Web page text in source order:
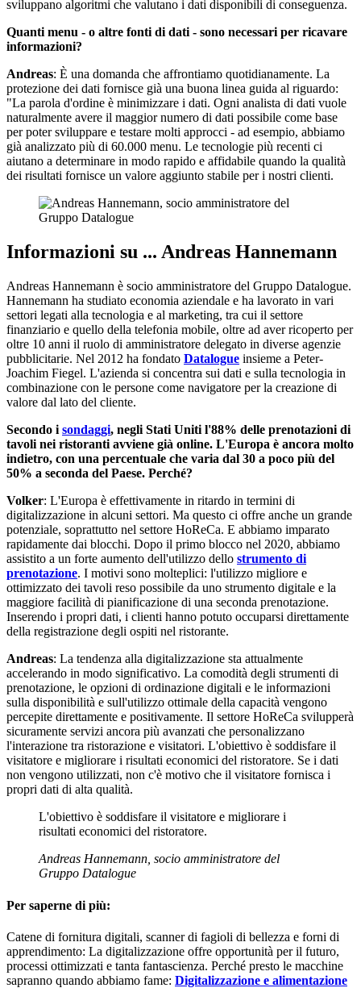
sviluppano algoritmi che valutano i dati disponibili di conseguenza.
Quanti menu - o altre fonti di dati - sono necessari per ricavare
informazioni?
Andreas: È una domanda che affrontiamo quotidianamente. La
protezione dei dati fornisce già una buona linea guida al riguardo:
"La parola d'ordine è minimizzare i dati. Ogni analista di dati vuole
naturalmente avere il maggior numero di dati possibile come base
per poter sviluppare e testare molti approcci - ad esempio, abbiamo
già analizzato più di 60.000 menu. Le tecnologie più recenti ci
aiutano a determinare in modo rapido e affidabile quando la qualità
dei risultati fornisce un valore aggiunto stabile per i nostri clienti.
Informazioni su ... Andreas Hannemann
Andreas Hannemann è socio amministratore del Gruppo Datalogue.
Hannemann ha studiato economia aziendale e ha lavorato in vari
settori legati alla tecnologia e al marketing, tra cui il settore
finanziario e quello della telefonia mobile, oltre ad aver ricoperto per
oltre 10 anni il ruolo di amministratore delegato in diverse agenzie
pubblicitarie. Nel 2012 ha fondato Datalogue insieme a Peter-
Joachim Fiegel. L'azienda si concentra sui dati e sulla tecnologia in
combinazione con le persone come navigatore per la creazione di
valore dal lato del cliente.
Secondo i sondaggi, negli Stati Uniti l'88% delle prenotazioni di
tavoli nei ristoranti avviene già online. L'Europa è ancora molto
indietro, con una percentuale che varia dal 30 a poco più del
50% a seconda del Paese. Perché?
Volker: L'Europa è effettivamente in ritardo in termini di
digitalizzazione in alcuni settori. Ma questo ci offre anche un grande
potenziale, soprattutto nel settore HoReCa. E abbiamo imparato
rapidamente dai blocchi. Dopo il primo blocco nel 2020, abbiamo
assistito a un forte aumento dell'utilizzo dello strumento di
prenotazione. I motivi sono molteplici: l'utilizzo migliore e
ottimizzato dei tavoli reso possibile da uno strumento digitale e la
maggiore facilità di pianificazione di una seconda prenotazione.
Inserendo i propri dati, i clienti hanno potuto occuparsi direttamente
della registrazione degli ospiti nel ristorante.
Andreas: La tendenza alla digitalizzazione sta attualmente
accelerando in modo significativo. La comodità degli strumenti di
prenotazione, le opzioni di ordinazione digitali e le informazioni
sulla disponibilità e sull'utilizzo ottimale della capacità vengono
percepite direttamente e positivamente. Il settore HoReCa svilupperà
sicuramente servizi ancora più avanzati che personalizzano
l'interazione tra ristorazione e visitatori. L'obiettivo è soddisfare il
visitatore e migliorare i risultati economici del ristoratore. Se i dati
non vengono utilizzati, non c'è motivo che il visitatore fornisca i
propri dati di alta qualità.
L'obiettivo è soddisfare il visitatore e migliorare i
risultati economici del ristoratore.
Andreas Hannemann, socio amministratore del
Gruppo Datalogue
Per saperne di più:
Catene di fornitura digitali, scanner di fagioli di bellezza e forni di
apprendimento: La digitalizzazione offre opportunità per il futuro,
processi ottimizzati e tanta fantascienza. Perché presto le macchine
sapranno quando abbiamo fame: Digitalizzazione e alimentazione